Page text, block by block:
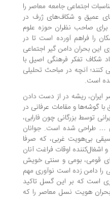
جامعه معاصر را
و شکاف‌های ژرف در
نظران حوزه علوم
آورده است تا در
دامن گیر اجتماعی
فرهنگی اصیل با
آنچه در مباحث تحلیلی
ریشه در از دست دادن
و مقامات عرفانی در
بزرگانی چون فارابی،
شده است. جوانان
غربی، که صرفا
اوقات فراغت آنان
بومی و سنتی خویش
زده است نوآوری مهم
که بر این گسل تاکید
هویت نسل معاصر را که